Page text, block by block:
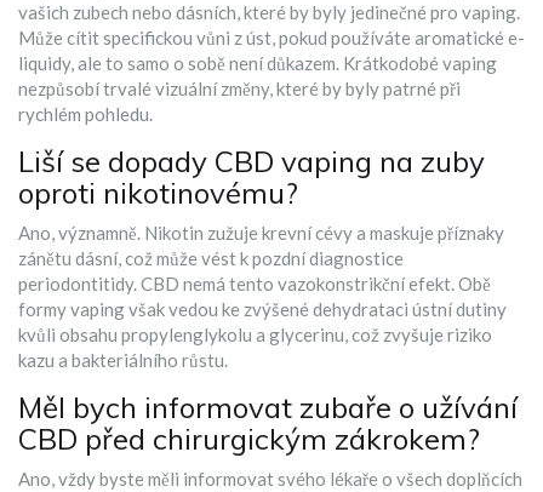
vašich zubech nebo dásních, které by byly jedinečné pro vaping.
Může cítit specifickou vůni z úst, pokud používáte aromatické e-
liquidy, ale to samo o sobě není důkazem. Krátkodobé vaping
nezpůsobí trvalé vizuální změny, které by byly patrné při
rychlém pohledu.
Liší se dopady CBD vaping na zuby
oproti nikotinovému?
Ano, významně. Nikotin zužuje krevní cévy a maskuje příznaky
zánětu dásní, což může vést k pozdní diagnostice
periodontitidy. CBD nemá tento vazokonstrikční efekt. Obě
formy vaping však vedou ke zvýšené dehydrataci ústní dutiny
kvůli obsahu propylenglykolu a glycerinu, což zvyšuje riziko
kazu a bakteriálního růstu.
Měl bych informovat zubaře o užívání
CBD před chirurgickým zákrokem?
Ano, vždy byste měli informovat svého lékaře o všech doplňcích